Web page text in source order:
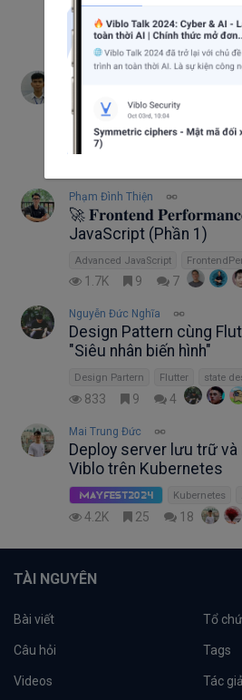
top-down Information Technology
2.1K 8 1
Vinh Phạm
Mẹo tối ưu hóa ứng
dàng
React
Phạm Đình Thiện
🚀 𝐅𝐫𝐨𝐧𝐭𝐞𝐧𝐝
JavaScript (Phần 1)
Advanced JavaScript
1.7K 9 7
Nguyễn Đức Nghĩa
Design Pattern cùng
"Siêu nhân biến hình"
Design Partern Flutter state
833 9 4
Mai Trung Đức
Deploy server lưu trữ
Viblo trên Kubernetes
MayFest2024 Kubernetes
4.2K 25 18
TÀI NGUYÊN
Bài viết Tổ
Câu hỏi Tags
Videos Tác giả